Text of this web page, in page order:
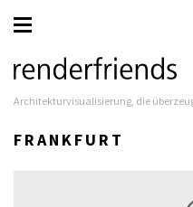
Architekturvisualisierung, die
FRANKFURT